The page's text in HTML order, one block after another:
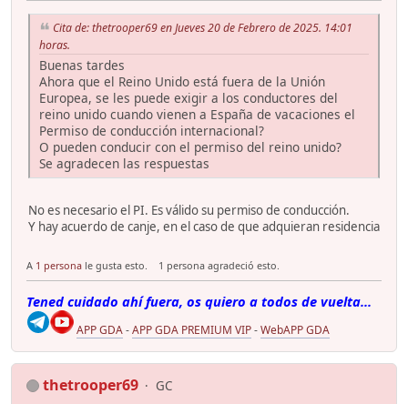
Cita de: thetrooper69 en Jueves 20 de Febrero de 2025. 14:01
horas.
Buenas tardes
Ahora que el Reino Unido está fuera de la Unión
Europea, se les puede exigir a los conductores del
reino unido cuando vienen a España de vacaciones el
Permiso de conducción internacional?
O pueden conducir con el permiso del reino unido?
Se agradecen las respuestas
No es necesario el PI. Es válido su permiso de conducción.
Y hay acuerdo de canje, en el caso de que adquieran residencia
A 1 persona le gusta esto. 1 persona agradeció esto.
Tened cuidado ahí fuera, os quiero a todos de vuelta...
APP GDA-APP GDA PREMIUM VIP-WebAPP GDA
thetrooper69
GC